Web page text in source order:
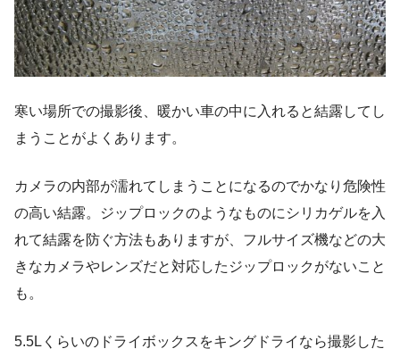
寒い場所での撮影後、暖かい車の中に入れると結露してし
まうことがよくあります。
カメラの内部が濡れてしまうことになるのでかなり危険性
の高い結露。ジップロックのようなものにシリカゲルを入
れて結露を防ぐ方法もありますが、フルサイズ機などの大
きなカメラやレンズだと対応したジップロックがないこと
も。
5.5Lくらいのドライボックスをキングドライなら撮影した